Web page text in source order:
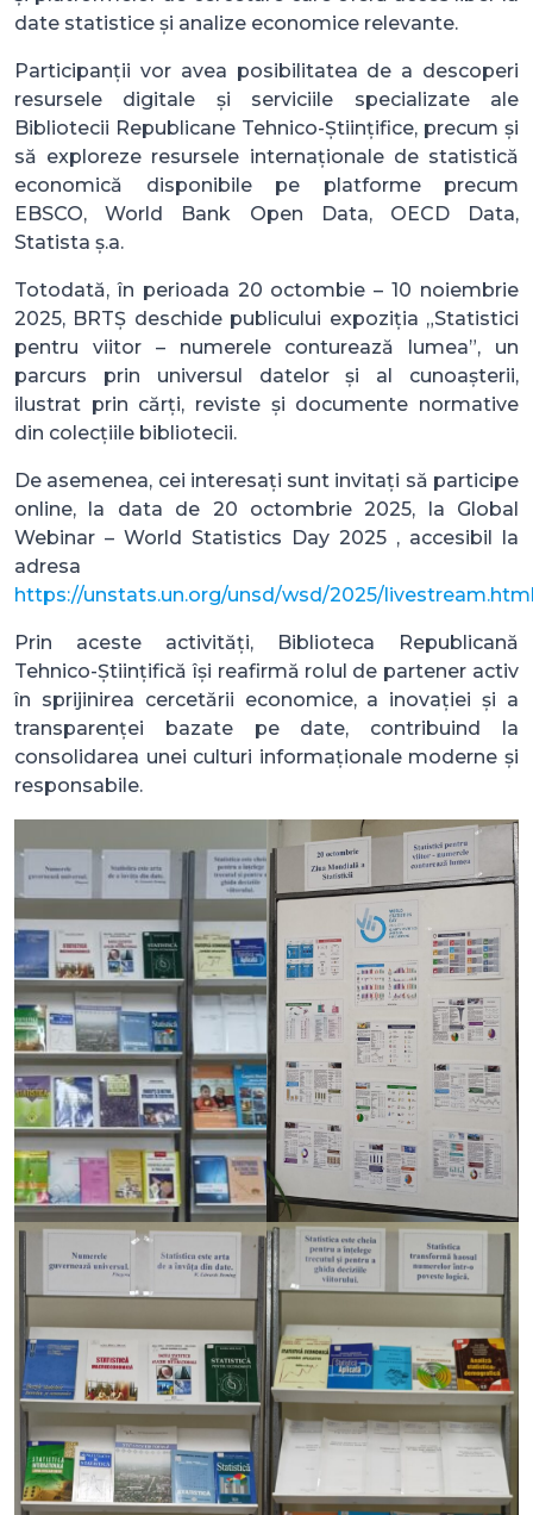
date statistice și analize economice relevante.
Participanții vor avea posibilitatea de a descoperi
resursele digitale și serviciile specializate ale
Bibliotecii Republicane Tehnico-Științifice, precum și
să exploreze resursele internaționale de statistică
economică disponibile pe platforme precum
EBSCO, World Bank Open Data, OECD Data,
Statista ș.a.
Totodată, în perioada 20 octombie – 10 noiembrie
2025, BRTȘ deschide publicului expoziția „Statistici
pentru viitor – numerele conturează lumea”, un
parcurs prin universul datelor și al cunoașterii,
ilustrat prin cărți, reviste și documente normative
din colecțiile bibliotecii.
De asemenea, cei interesați sunt invitați să participe
online, la data de 20 octombrie 2025, la Global
Webinar – World Statistics Day 2025 , accesibil la
adresa
https://unstats.un.org/unsd/wsd/2025/
Prin aceste activități, Biblioteca Republicană
Tehnico-Științifică își reafirmă rolul de partener activ
în sprijinirea cercetării economice, a inovației și a
transparenței bazate pe date, contribuind la
consolidarea unei culturi informaționale moderne și
responsabile.